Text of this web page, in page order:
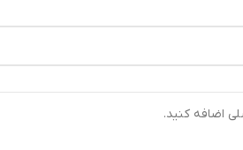
خواهند شد ⚡تلفن تماس شرکت : 04132900562 ⚡
اضافه کنید.